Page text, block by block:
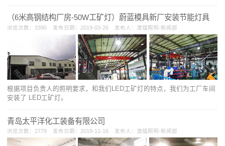
（6米高钢结构厂房-50W工矿灯）蔚蓝模具新厂安装节能灯具
浏览次数：3390 发布日期：2019-03-26 发布人：澳镭照明-新闻部
根据项目负责人的照明要求，和我们LED工矿灯的特点，我们为工厂车间
安装了 LED工矿灯。
青岛太平洋化工装备有限公司
浏览次数：2779 发布日期：2018-11-16 发布人：澳镭照明-新闻部